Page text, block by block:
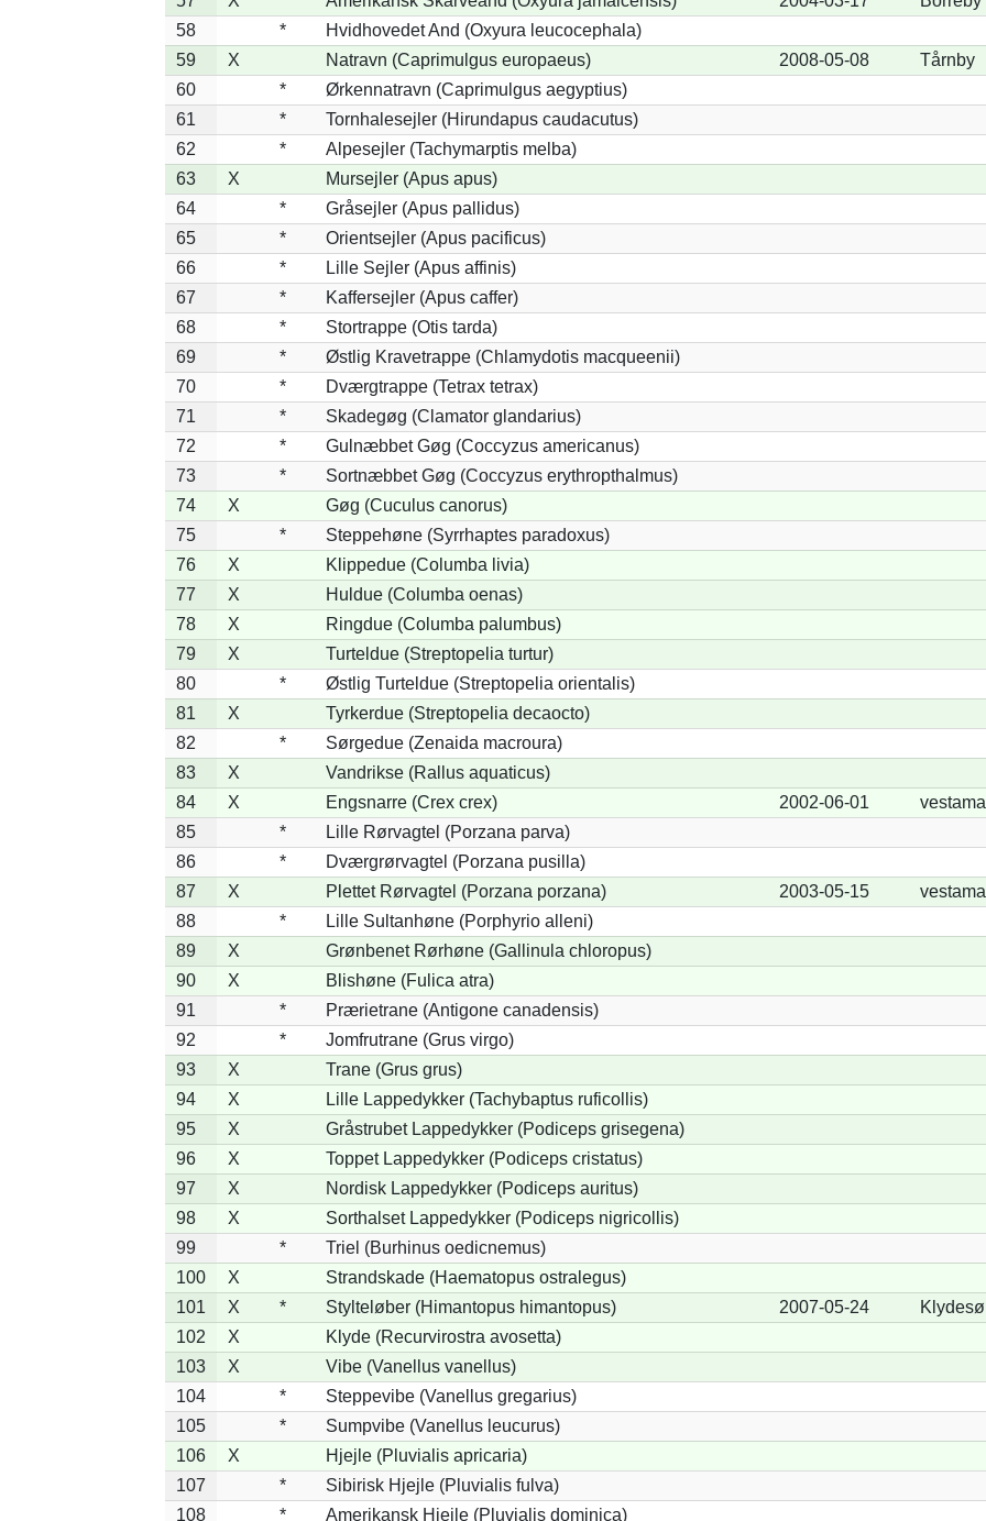
58
*
Hvidhovedet And (Oxyura leucocephala)
59
X Natravn (Caprimulgus europaeus) 2008-05-08
Tårnby
60
*
Ørkennatravn (Caprimulgus aegyptius)
61
*
Tornhalesejler (Hirundapus caudacutus)
62
*
Alpesejler (Tachymarptis melba)
63
X
Mursejler (Apus apus)
64
*
Gråsejler (Apus pallidus)
65
*
Orientsejler (Apus pacificus)
66
*
Lille Sejler (Apus affinis)
67
*
Kaffersejler (Apus caffer)
68
*
Stortrappe (Otis tarda)
69
*
Østlig Kravetrappe (Chlamydotis macqueenii)
70
*
Dværgtrappe (Tetrax tetrax)
71
*
Skadegøg (Clamator glandarius)
72
*
Gulnæbbet Gøg (Coccyzus americanus)
73
*
Sortnæbbet Gøg (Coccyzus erythropthalmus)
74
X
Gøg (Cuculus canorus)
75
*
Steppehøne (Syrrhaptes paradoxus)
76
X
Klippedue (Columba livia)
77
X
Huldue (Columba oenas)
78
X
Ringdue (Columba palumbus)
79
X
Turteldue (Streptopelia turtur)
80
*
Østlig Turteldue (Streptopelia orientalis)
81
X
Tyrkerdue (Streptopelia decaocto)
82
*
Sørgedue (Zenaida macroura)
83
X
Vandrikse (Rallus aquaticus)
84
X Engsnarre (Crex crex) 2002-06-01
85
*
Lille Rørvagtel (Porzana parva)
86
*
Dværgrørvagtel (Porzana pusilla)
87
X Plettet Rørvagtel (Porzana porzana) 2003-05-15
88
*
Lille Sultanhøne (Porphyrio alleni)
89
X
Grønbenet Rørhøne (Gallinula chloropus)
90
X
Blishøne (Fulica atra)
91
*
Prærietrane (Antigone canadensis)
92
*
Jomfrutrane (Grus virgo)
93
X
Trane (Grus grus)
94
X
Lille Lappedykker (Tachybaptus ruficollis)
95
X
Gråstrubet Lappedykker (Podiceps grisegena)
96
X
Toppet Lappedykker (Podiceps cristatus)
97
X
Nordisk Lappedykker (Podiceps auritus)
98
X
Sorthalset Lappedykker (Podiceps nigricollis)
99
*
Triel (Burhinus oedicnemus)
100
X
Strandskade (Haematopus ostralegus)
101
X * Stylteløber (Himantopus himantopus) 2007-05-24
102
X
Klyde (Recurvirostra avosetta)
103
X
Vibe (Vanellus vanellus)
104
*
Steppevibe (Vanellus gregarius)
105
*
Sumpvibe (Vanellus leucurus)
106
X
Hjejle (Pluvialis apricaria)
107
*
Sibirisk Hjejle (Pluvialis fulva)
108
* Amerikansk Hjejle (Pluvialis dominica)